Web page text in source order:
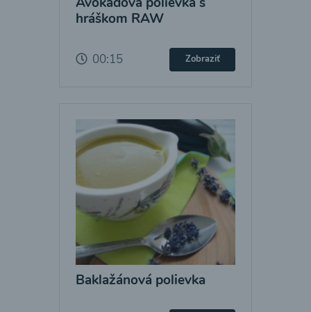
hráškom RAW
00:15 Zobraziť
Baklažánová polievka